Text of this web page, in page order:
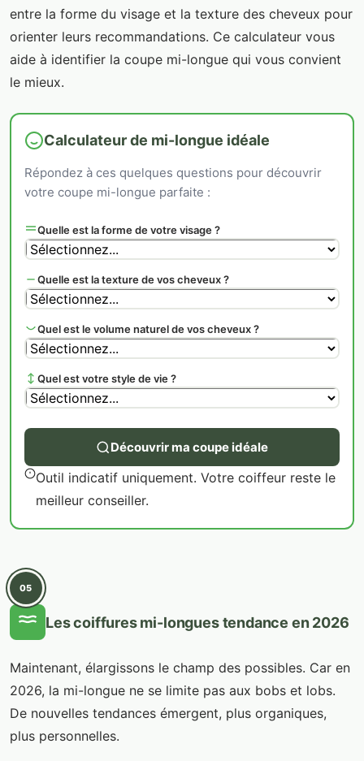
entre la forme du visage et la texture des cheveux pour
orienter leurs recommandations. Ce calculateur vous
aide à identifier la coupe mi-longue qui vous convient
le mieux.
Calculateur de mi-longue idéale
Répondez à ces quelques questions pour découvrir
votre coupe mi-longue parfaite :
Quelle est la forme de votre visage ?
Quelle est la texture de vos cheveux ?
Quel est le volume naturel de vos cheveux ?
Quel est votre style de vie ?
Découvrir ma coupe idéale
Outil indicatif uniquement. Votre coiffeur reste le
meilleur conseiller.
05
Les coiffures mi-longues tendance en 2026
Maintenant, élargissons le champ des possibles. Car en
2026, la mi-longue ne se limite pas aux bobs et lobs.
De nouvelles tendances émergent, plus organiques,
plus personnelles.